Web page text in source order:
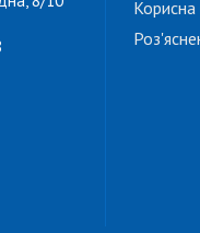
Корисна